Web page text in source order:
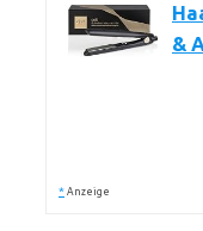
&
* Anzeige